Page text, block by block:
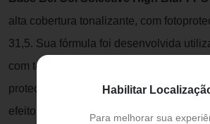
Habilitar
Para melhorar sua
alta cobertura tonalizante, com
31,5. Sua fórmula foi desenvolvida
com tecnologia de última geração que
proteção à pele contra os raios UVA e
efeito “High Blur” que ajuda a corrigir as